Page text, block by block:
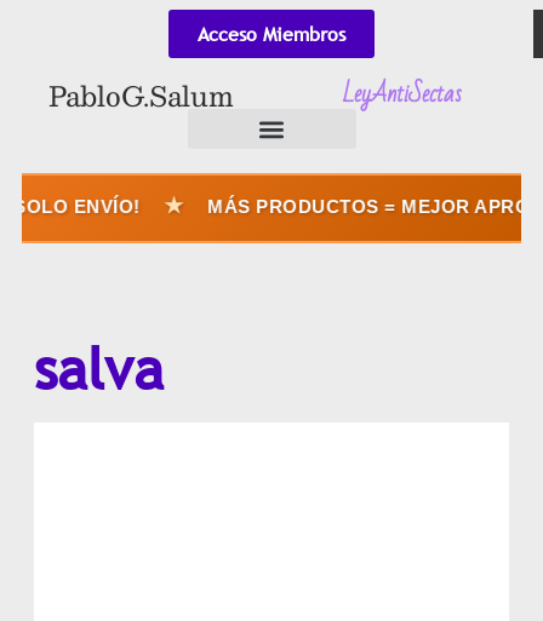
Acceso Miembros
Pablo G. Salum LeyAntiSectas
ENVÍO! MÁS PRODUCTOS = MEJOR
salva